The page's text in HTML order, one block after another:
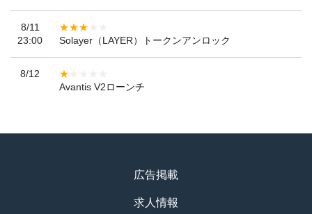
8/11
23:00
Solayer（LAYER）トークンアンロック
8/12
Avantis V2ローンチ
広告掲載
求人情報